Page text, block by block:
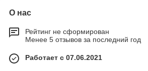
О нас
Рейтинг не сформирован
Менее 5 отзывов за последний год
Работает с 07.06.2021